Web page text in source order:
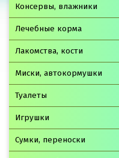
Консервы, влажники
Лечебные корма
Лакомства, кости
Миски, автокормушки
Туалеты
Игрушки
Сумки, переноски